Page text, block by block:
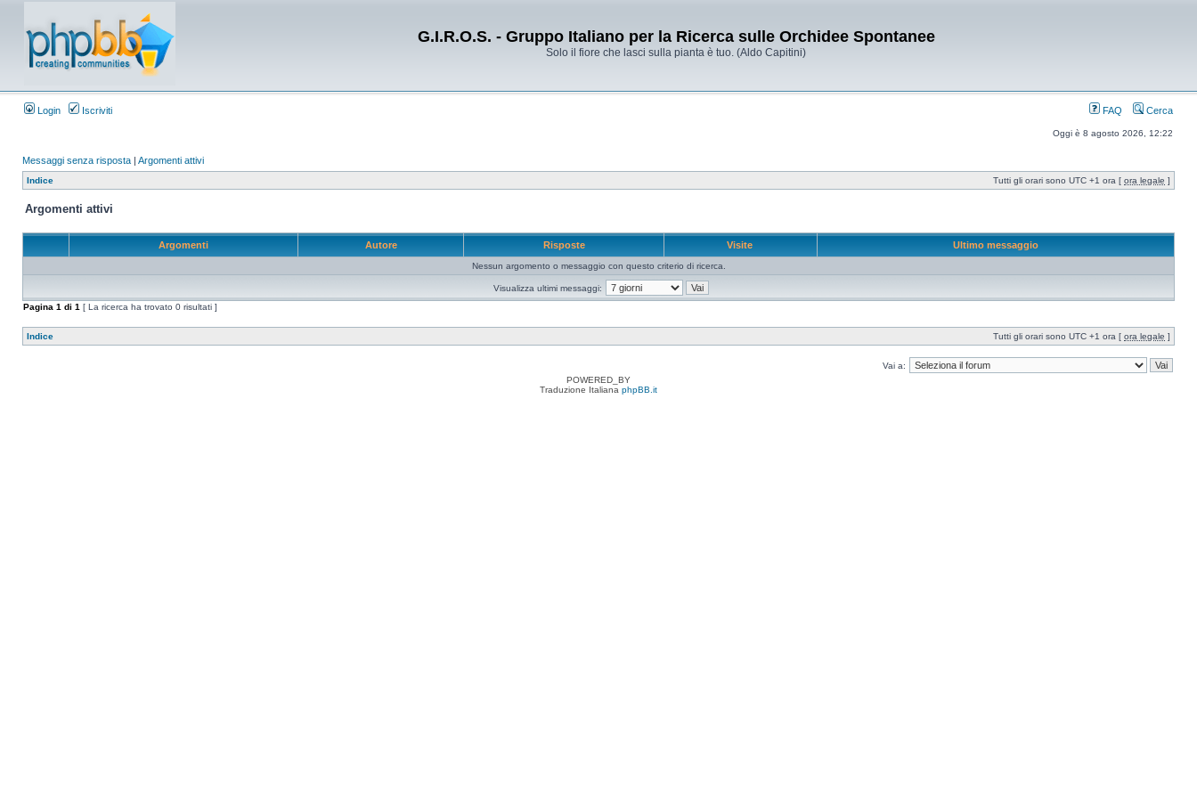
G.I.R.O.S. - Gruppo Italiano per la Ricerca sulle Orchidee Spontanee
Solo il fiore che lasci sulla pianta è tuo. (Aldo Capitini)
Login Iscriviti FAQ Cerca
Oggi è 8 agosto 2026, 12:22
Messaggi senza risposta | Argomenti attivi
Indice Tutti gli orari sono UTC +1 ora [ ora legale ]
Argomenti attivi
Argomenti Autore Risposte Visite Ultimo messaggio
Nessun argomento o messaggio con questo criterio di ricerca.
Visualizza ultimi messaggi:
Pagina 1 di 1 [ La ricerca ha trovato 0 risultati ]
Indice Tutti gli orari sono UTC +1 ora [ ora legale ]
Vai a:
POWERED_BY
Traduzione Italiana phpBB.it